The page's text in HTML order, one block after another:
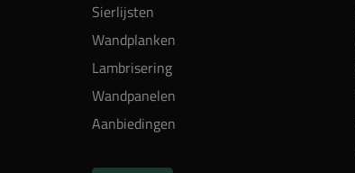
Sierlijsten
Wandplanken
Lambrisering
Wandpanelen
Aanbiedingen